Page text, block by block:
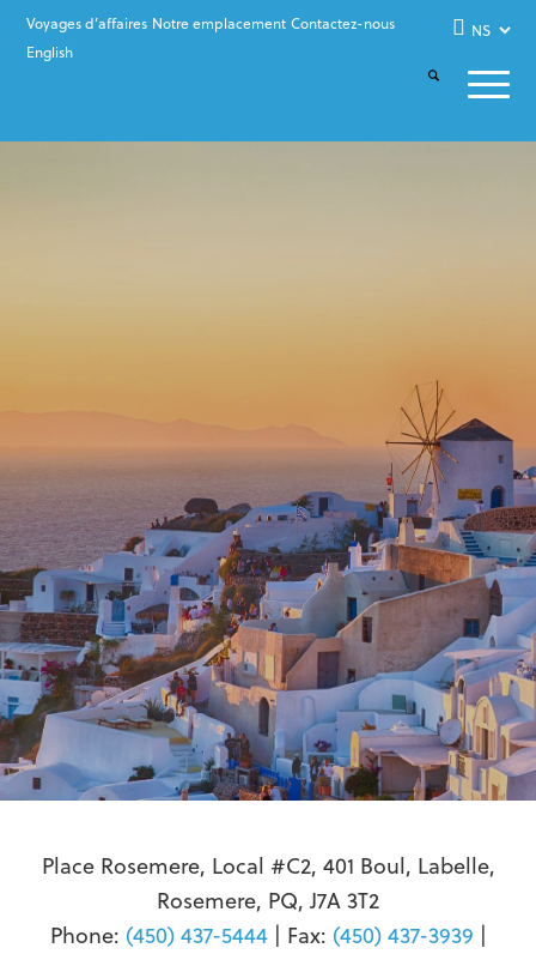
Voyages d’affaires Notre emplacement Contactez-nous
English
Rosemere
Place Rosemere, Local #C2, 401 Boul, Labelle,
Rosemere, PQ, J7A 3T2
Phone: (450) 437-5444| Fax: (450) 437-3939 |